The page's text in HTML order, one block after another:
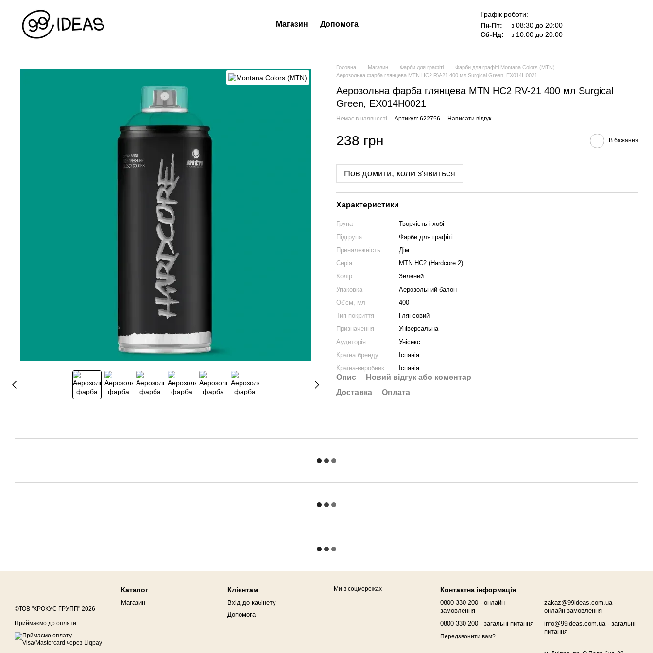
Магазин Допомога
Графік роботи:
Пн-Пт:
з 08:30 до 20:00
Сб-Нд:
з 10:00 до 20:00
Головна Магазин Фарби для графіті
Фарби для графіті Montana Colors (MTN)
Аерозольна фарба глянцева MTN HC2 RV-21 400 мл Surgical Green, EX014H0021
Аерозольна фарба глянцева MTN HC2 RV-21 400 мл Surgical
Green, EX014H0021
Немає в наявності Артикул: 622756 Написати відгук
238 грн В бажання
Повідомити, коли з'явиться
Характеристики
Група
Творчість і хобі
Підгрупа
Фарби для графіті
Приналежність
Дім
Серія
MTN HC2 (Hardcore 2)
Колір
Зелений
Упаковка
Аерозольний балон
Об'єм, мл
400
Тип покриття
Глянсовий
Призначення
Універсальна
Аудиторія
Унісекс
Країна бренду
Іспанія
Країна-виробник
Іспанія
Опис
Новий відгук або коментар
Доставка
Оплата
©ТОВ "КРОКУС ГРУПП" 2026
Приймаємо до оплати
Каталог
Магазин
Клієнтам
Вхід до кабінету
Допомога
Ми в соцмережах Контактна інформація
0800 330 200 - онлайн
замовлення
0800 330 200 - загальні питання
Передзвонити вам?
zakaz@99ideas.com.ua -
онлайн замовлення
info@99ideas.com.ua - загальні
питання